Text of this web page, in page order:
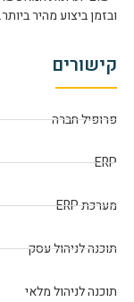
ובזמן ביצוע מהיר ביותר.
קישורים
פרופיל חברה
ERP
מערכת ERP
תוכנה לניהול עסק
תוכנה לניהול מלאי